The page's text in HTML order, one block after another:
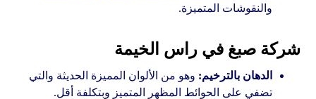
والنقوشات المتميزة.
شركة صبغ في راس الخيمة
الدهان بالترخيم: وهو من الألوان المميزة الحديثة والتي
تضفي على الحوائط المظهر المتميز وبتكلفة أقل.